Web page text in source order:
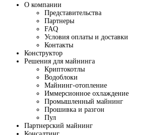
О компании
Представительства
Партнеры
FAQ
Условия оплаты и доставки
Контакты
Конструктор
Решения для майнинга
Криптокотлы
Водоблоки
Майнинг-отопление
Иммерсионное охлаждение
Промышленный майнинг
Прошивка и разгон
Пул
Партнерский майнинг